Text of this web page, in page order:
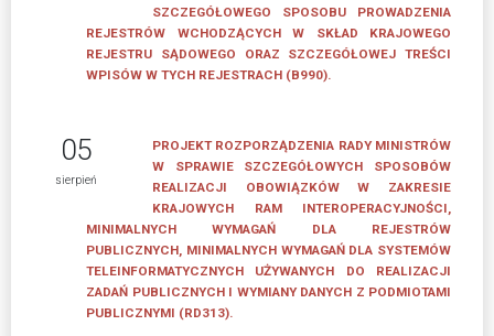
ZARZĄD
ZWIĄZKU
CZŁONKOWIE
ZWIĄZKU
LISTA
FIRM
CZŁONKOWSKICH
SZCZEGÓŁOWEGO SPOSOBU PROWADZENIA
REJESTRÓW WCHODZĄCYCH W SKŁAD KRAJOWEGO
REJESTRU SĄDOWEGO ORAZ SZCZEGÓŁOWEJ TREŚCI
WPISÓW W TYCH REJESTRACH (B990).
05
sierpień
PROJEKT ROZPORZĄDZENIA RADY MINISTRÓW
W SPRAWIE SZCZEGÓŁOWYCH SPOSOBÓW
REALIZACJI OBOWIĄZKÓW W ZAKRESIE
KRAJOWYCH RAM INTEROPERACYJNOŚCI,
MINIMALNYCH WYMAGAŃ DLA REJESTRÓW
PUBLICZNYCH, MINIMALNYCH WYMAGAŃ DLA SYSTEMÓW
TELEINFORMATYCZNYCH UŻYWANYCH DO REALIZACJI
ZADAŃ PUBLICZNYCH I WYMIANY DANYCH Z PODMIOTAMI
PUBLICZNYMI (RD313).